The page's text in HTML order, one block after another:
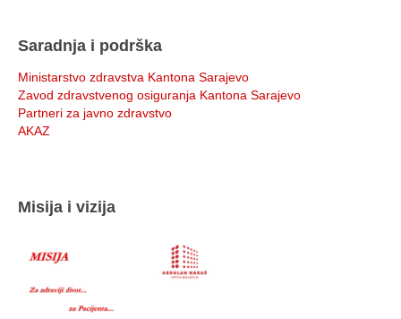
Saradnja i podrška
Ministarstvo zdravstva Kantona Sarajevo
Zavod zdravstvenog osiguranja Kantona Sarajevo
Partneri za javno zdravstvo
AKAZ
Misija i vizija